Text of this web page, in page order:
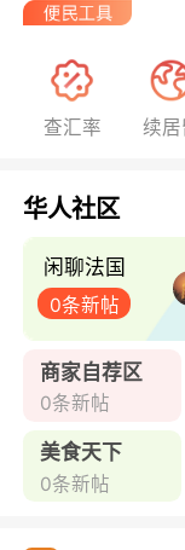
查汇率 续居
华人社区
闲聊法国
0条新帖
商家自荐区
0条新帖
美食天下
0条新帖